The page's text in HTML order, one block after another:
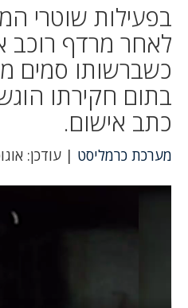
בפעילות שוטרי
לאחר מרדף רוכב
כשברשותו סמים
בתום חקירתו
כתב אישום.
מערכת כרמליסט | עודכן: אוגוסט 8,